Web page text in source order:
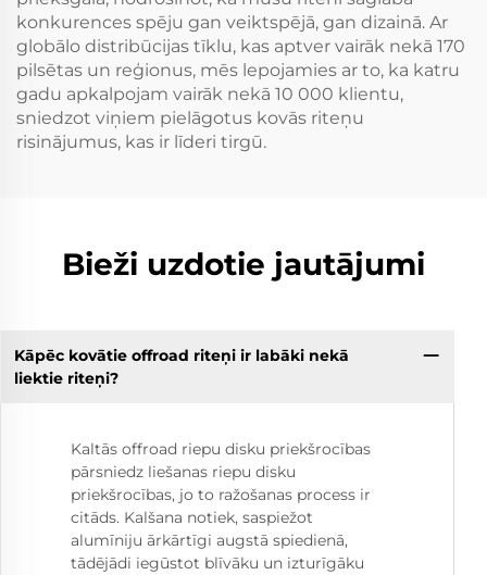
konkurences spēju gan veiktspējā, gan dizainā. Ar
globālo distribūcijas tīklu, kas aptver vairāk nekā 170
pilsētas un reģionus, mēs lepojamies ar to, ka katru
gadu apkalpojam vairāk nekā 10 000 klientu,
sniedzot viņiem pielāgotus kovās riteņu
risinājumus, kas ir līderi tirgū.
Bieži uzdotie jautājumi
Kāpēc kovātie offroad riteņi ir labāki nekā
liektie riteņi?
Kaltās offroad riepu disku priekšrocības
pārsniedz liešanas riepu disku
priekšrocības, jo to ražošanas process ir
citāds. Kalšana notiek, saspiežot
alumīniju ārkārtīgi augstā spiedienā,
tādējādi iegūstot blīvāku un izturīgāku